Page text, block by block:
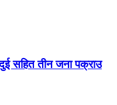
सहित तीन जना पक्राउ